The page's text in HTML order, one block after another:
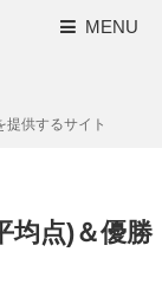
MENU
提供するサイト
均点)＆優勝